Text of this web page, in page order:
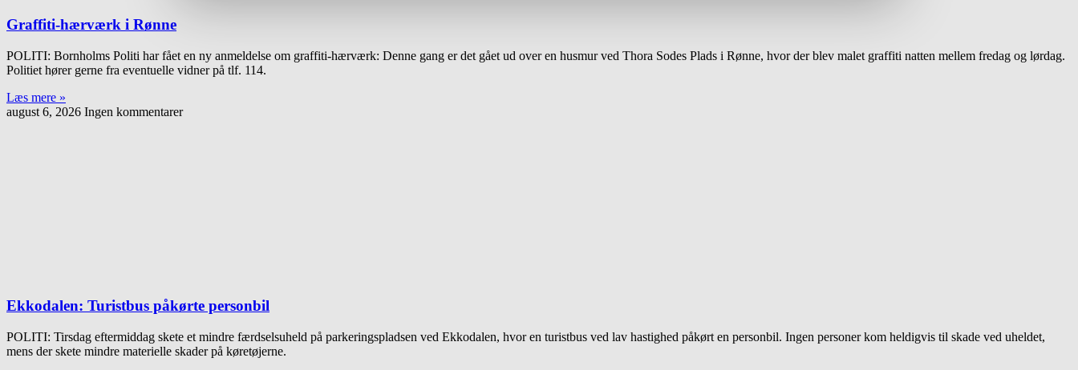
Graffiti-hærværk i Rønne
POLITI: Bornholms Politi har fået en ny anmeldelse om graffiti-hærværk: Denne gang er det gået ud over en husmur ved Thora Sodes Plads i Rønne, hvor der blev malet graffiti natten mellem fredag og lørdag.
Politiet hører gerne fra eventuelle vidner på tlf. 114.
Læs mere »
august 6, 2026 Ingen kommentarer
Ekkodalen: Turistbus påkørte personbil
POLITI: Tirsdag eftermiddag skete et mindre færdselsuheld på parkeringspladsen ved Ekkodalen, hvor en turistbus ved lav hastighed påkørt en personbil. Ingen personer kom heldigvis til skade ved uheldet,
mens der skete mindre materielle skader på køretøjerne.